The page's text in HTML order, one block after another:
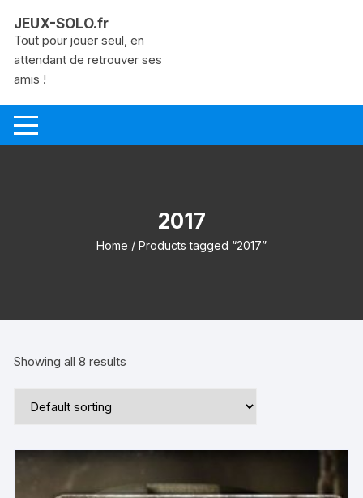
contenu
JEUX-SOLO.fr
Tout pour jouer seul, en
attendant de retrouver ses
amis !
2017
Home / Products tagged “2017”
Showing all 8 results